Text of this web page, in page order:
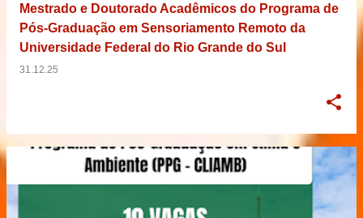
Mestrado e Doutorado Acadêmicos do Programa de
Pós-Graduação em Sensoriamento Remoto da
Universidade Federal do Rio Grande do Sul
31.12.25